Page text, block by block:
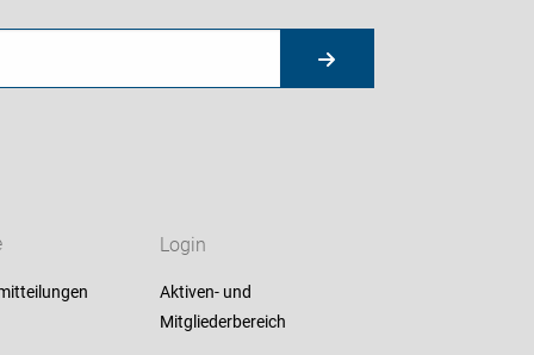
Login
Aktiven- und
Mitgliederbereich